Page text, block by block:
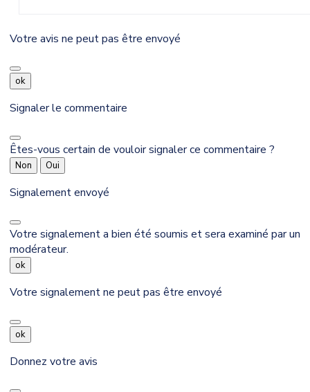
Votre avis ne peut pas être envoyé
ok
Signaler le commentaire
Êtes-vous certain de vouloir signaler ce commentaire ?
Non Oui
Signalement envoyé
Votre signalement a bien été soumis et sera examiné par un
modérateur.
ok
Votre signalement ne peut pas être envoyé
ok
Donnez votre avis